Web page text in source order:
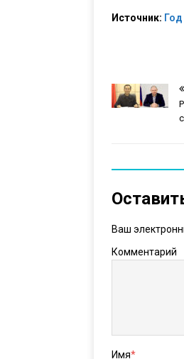
Источник:
Ваш
Комментарий
Имя*